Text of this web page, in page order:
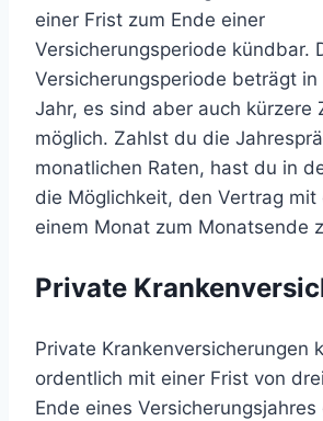
einer Frist zum Ende einer
Versicherungsperiode kündbar.
Versicherungsperiode beträgt in
Jahr, es sind aber auch kürzere
möglich. Zahlst du die
monatlichen Raten, hast du in
die Möglichkeit, den Vertrag mit
einem Monat zum Monatsende
Private
Private Krankenversicherungen
ordentlich mit einer Frist von
Ende eines